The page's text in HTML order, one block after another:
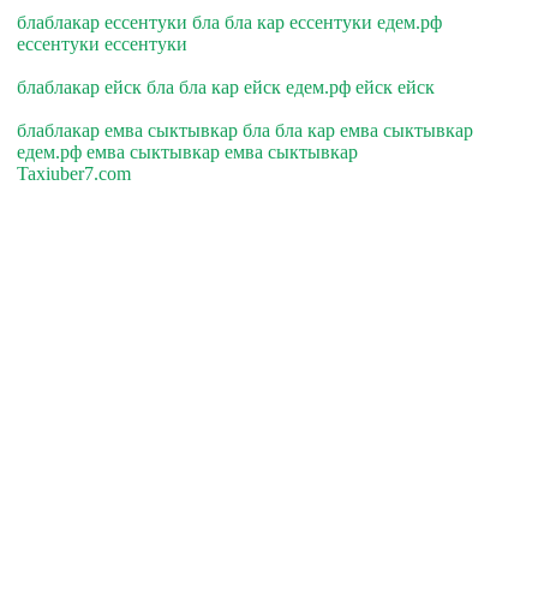
блаблакар ессентуки бла бла кар ессентуки едем.рф
ессентуки ессентуки
блаблакар ейск бла бла кар ейск едем.рф ейск ейск
блаблакар емва сыктывкар бла бла кар емва сыктывкар
едем.рф емва сыктывкар емва сыктывкар
Taxiuber7.com